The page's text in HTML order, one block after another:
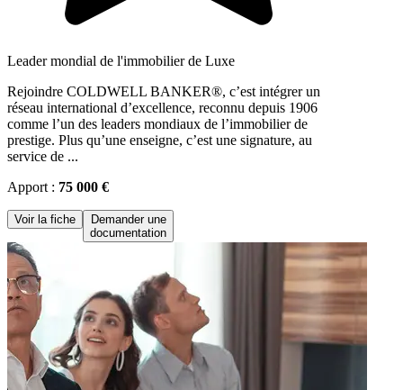
Leader mondial de l'immobilier de Luxe
Rejoindre COLDWELL BANKER®, c’est intégrer un
réseau international d’excellence, reconnu depuis 1906
comme l’un des leaders mondiaux de l’immobilier de
prestige. Plus qu’une enseigne, c’est une signature, au
service de ...
Apport : 75 000 €
Voir la fiche
Demander une
documentation